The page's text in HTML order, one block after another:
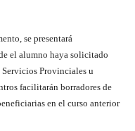
se presentará
el alumno haya solicitado
Servicios Provinciales u
facilitarán borradores de
en el curso anterior